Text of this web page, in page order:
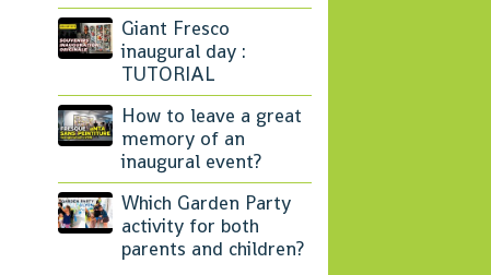
Giant Fresco
inaugural day :
TUTORIAL
How to leave a great
memory of an
inaugural event?
Which Garden Party
activity for both
parents and children?